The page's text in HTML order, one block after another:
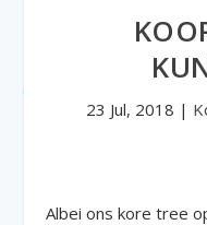
23 Jul, 2018 |
Albei ons kore tree